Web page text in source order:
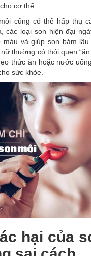
cơ thể.
cũng có thể hấp thụ
các loại son hiện đại
màu và giúp son bám
thường có thói quen
thức ăn hoặc nước
sức khỏe.
hại của